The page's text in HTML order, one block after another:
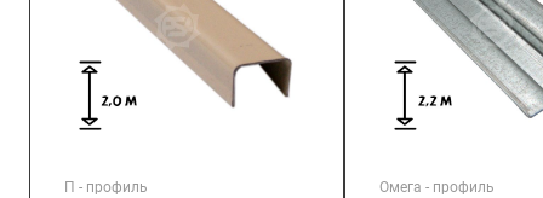
П - профиль Омега - профиль